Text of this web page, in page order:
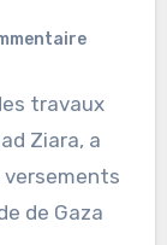
travaux
Ziara, a
versements
de Gaza